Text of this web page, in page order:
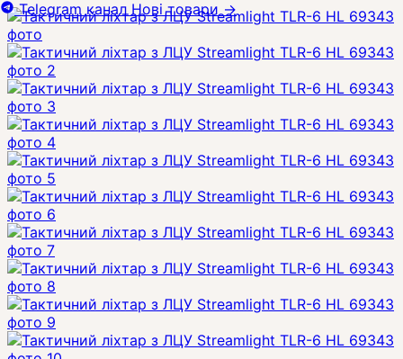
Telegram канал Нові товари→